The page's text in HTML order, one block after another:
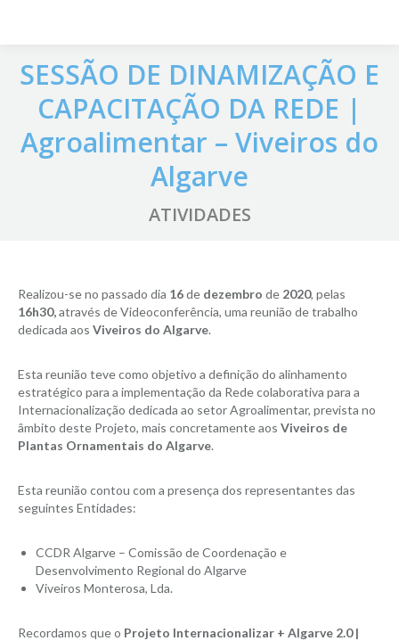
SESSÃO DE DINAMIZAÇÃO E
CAPACITAÇÃO DA REDE |
Agroalimentar – Viveiros do
Algarve
ATIVIDADES
Realizou-se no passado dia 16de dezembro de 2020, pelas
16h30,através de Videoconferência, uma reunião de trabalho
dedicada aos Viveiros do Algarve.
Esta reunião teve como objetivo a definição do alinhamento
estratégico para a implementação da Rede colaborativa para a
Internacionalização dedicada ao setor Agroalimentar, prevista no
âmbito deste Projeto, mais concretamente aos Viveiros de
Plantas Ornamentais do Algarve.
Esta reunião contou com a presença dos representantes das
seguintes Entidades:
CCDR Algarve – Comissão de Coordenação e
Desenvolvimento Regional do Algarve
Viveiros Monterosa, Lda.
Recordamos que o Projeto Internacionalizar + Algarve 2.0 |